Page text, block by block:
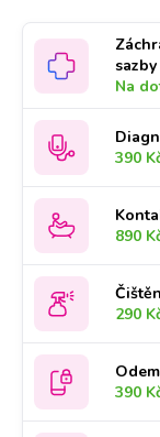
Na
390
890
290
390